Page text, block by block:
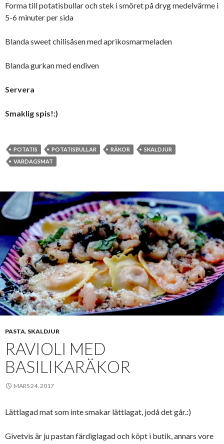
Forma till potatisbullar och stek i smöret på dryg medelvärme i
5-6 minuter per sida
Blanda sweet chilisåsen med aprikosmarmeladen
Blanda gurkan med endiven
Servera
Smaklig spis!:)
POTATIS POTATISBULLAR RÄKOR
SKALDJUR
VARDAGSMAT
PASTA, SKALDJUR
RAVIOLI MED
BASILIKARÄKOR
MARS 24, 2017
Lättlagad mat som inte smakar lättlagat, jodå det går.:)
Givetvis är ju pastan färdiglagad och köpt i butik, annars vore